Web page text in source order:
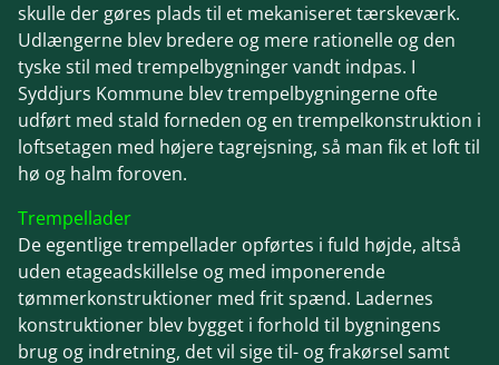
skulle der gøres plads til et mekaniseret tærskeværk.
Udlængerne blev bredere og mere rationelle og den
tyske stil med trempelbygninger vandt indpas. I
Syddjurs Kommune blev trempelbygningerne ofte
udført med stald forneden og en trempelkonstruktion i
loftsetagen med højere tagrejsning, så man fik et loft til
hø og halm foroven.
Trempellader
De egentlige trempellader opførtes i fuld højde, altså
uden etageadskillelse og med imponerende
tømmerkonstruktioner med frit spænd. Ladernes
konstruktioner blev bygget i forhold til bygningens
brug og indretning, det vil sige til- og frakørsel samt